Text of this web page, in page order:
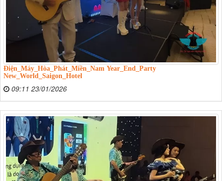
Điện_Máy_Hòa_Phát_Miền_Nam Year_End_Party
New_World_Saigon_Hotel
09:11 23/01/2026